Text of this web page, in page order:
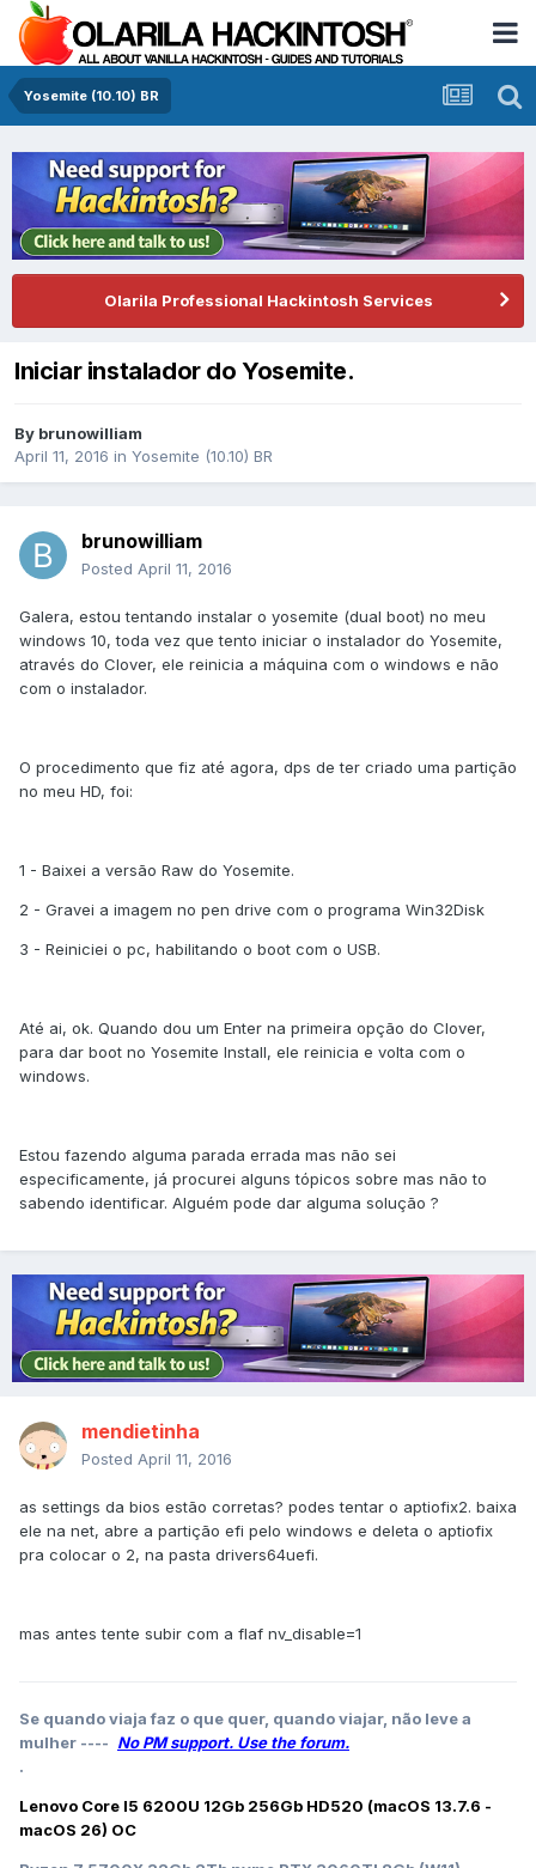
Yosemite (10.10) BR
Olarila Professional Hackintosh Services
Iniciar instalador do Yosemite.
By brunowilliam
April 11, 2016 in Yosemite (10.10) BR
brunowilliam
Posted April 11, 2016
Galera, estou tentando instalar o yosemite (dual boot) no meu
windows 10, toda vez que tento iniciar o instalador do Yosemite,
através do Clover, ele reinicia a máquina com o windows e não
com o instalador.
O procedimento que fiz até agora, dps de ter criado uma partição
no meu HD, foi:
1 - Baixei a versão Raw do Yosemite.
2 - Gravei a imagem no pen drive com o programa Win32Disk
3 - Reiniciei o pc, habilitando o boot com o USB.
Até ai, ok. Quando dou um Enter na primeira opção do Clover,
para dar boot no Yosemite Install, ele reinicia e volta com o
windows.
Estou fazendo alguma parada errada mas não sei
especificamente, já procurei alguns tópicos sobre mas não to
sabendo identificar. Alguém pode dar alguma solução ?
mendietinha
Posted April 11, 2016
as settings da bios estão corretas? podes tentar o aptiofix2. baixa
ele na net, abre a partição efi pelo windows e deleta o aptiofix
pra colocar o 2, na pasta drivers64uefi.
mas antes tente subir com a flaf nv_disable=1
Se quando viaja faz o que quer, quando viajar, não leve a
mulher ---- No PM support. Use the forum.
.
Lenovo Core I5 6200U 12Gb 256Gb HD520 (macOS 13.7.6 -
macOS 26) OC